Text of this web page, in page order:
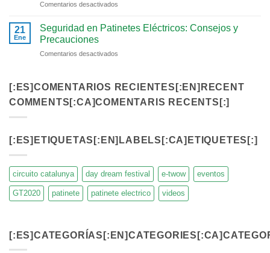
Comentarios desactivados
Evolución
Baterías
para
21
Ene
Seguridad en Patinetes Eléctricos: Consejos y
Precauciones
Comentarios desactivados
Patinetes
Consejos
[:ES]COMENTARIOS RECIENTES[:EN]RECENT
COMMENTS[:CA]COMENTARIS RECENTS[:]
[:ES]ETIQUETAS[:EN]LABELS[:CA]ETIQUETES[:]
circuito catalunya day dream festival e-twow eventos
GT2020 patinete patinete electrico videos